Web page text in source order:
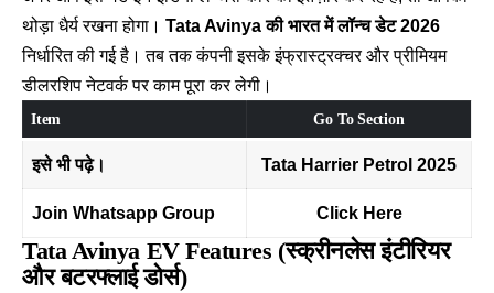
थोड़ा धैर्य रखना होगा। Tata Avinya की भारत में लॉन्च डेट 2026
निर्धारित की गई है। तब तक कंपनी इसके इंफ्रास्ट्रक्चर और प्रीमियम
डीलरशिप नेटवर्क पर काम पूरा कर लेगी।
Item Go To Section
इसे भी पढ़े। Tata Harrier Petrol 2025
Join Whatsapp Group Click Here
TataAvinya EV Features (स्क्रीनलेस इंटीरियर
और बटरफ्लाई डोर्स)